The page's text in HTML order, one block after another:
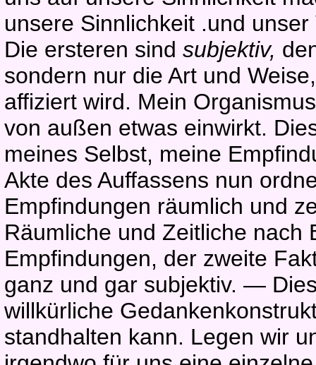
unsere Sinnlichkeit .und
Die ersteren sind subjektiv,
sondern nur die Art und
affiziert wird. Mein
von außen etwas einwirkt.
meines Selbst, meine
Akte des Auffassens nun
Empfindungen räumlich und
Räumliche und Zeitliche nach
Empfindungen, der zweite
ganz und gar subjektiv. —
willkürliche
standhalten kann. Legen wir